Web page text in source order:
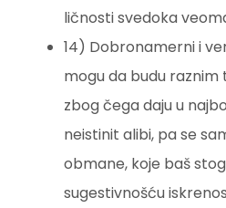
ličnosti svedoka
14) Dobronamerni i
mogu da budu
zbog čega daju u
neistinit alibi, pa se
obmane, koje baš
sugestivnošću